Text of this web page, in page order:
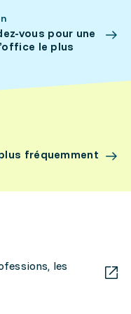
vous pour une
le plus
fréquemment
les